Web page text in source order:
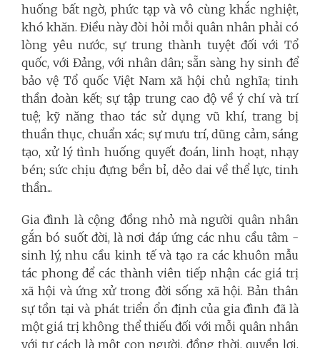
huống bất ngờ, phức tạp và vô cùng khắc nghiệt,
khó khăn. Điều này đòi hỏi mỗi quân nhân phải có
lòng yêu nước, sự trung thành tuyệt đối với Tổ
quốc, với Đảng, với nhân dân; sẵn sàng hy sinh để
bảo vệ Tổ quốc Việt Nam xã hội chủ nghĩa; tinh
thần đoàn kết; sự tập trung cao độ về ý chí và trí
tuệ; kỹ năng thao tác sử dụng vũ khí, trang bị
thuần thục, chuẩn xác; sự mưu trí, dũng cảm, sáng
tạo, xử lý tình huống quyết đoán, linh hoạt, nhạy
bén; sức chịu đựng bền bỉ, dẻo dai về thể lực, tinh
thần...
Gia đình là cộng đồng nhỏ mà người quân nhân
gắn bó suốt đời, là nơi đáp ứng các nhu cầu tâm -
sinh lý, nhu cầu kinh tế và tạo ra các khuôn mẫu
tác phong để các thành viên tiếp nhận các giá trị
xã hội và ứng xử trong đời sống xã hội. Bản thân
sự tồn tại và phát triển ổn định của gia đình đã là
một giá trị không thể thiếu đối với mỗi quân nhân
với tư cách là một con người, đồng thời, quyền lợi,